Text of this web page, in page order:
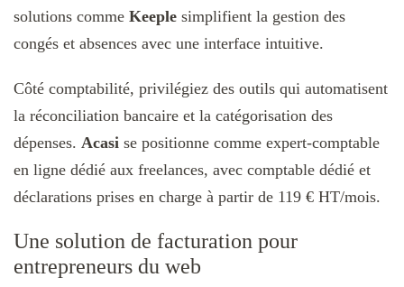
solutions comme Keeple simplifient la gestion des
congés et absences avec une interface intuitive.​
Côté comptabilité, privilégiez des outils qui automatisent
la réconciliation bancaire et la catégorisation des
dépenses. Acasi se positionne comme expert-comptable
en ligne dédié aux freelances, avec comptable dédié et
déclarations prises en charge à partir de 119 € HT/mois.
Une solution de facturation pour
entrepreneurs du web